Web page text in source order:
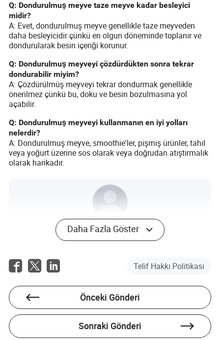
Q: Dondurulmuş meyve taze meyve kadar besleyici
midir?
A: Evet, dondurulmuş meyve genellikle taze meyveden
daha besleyicidir çünkü en olgun döneminde toplanır ve
dondurularak besin içeriği korunur.
Q: Dondurulmuş meyveyi çözdürdükten sonra tekrar
dondurabilir miyim?
A: Çözdürülmüş meyveyi tekrar dondurmak genellikle
önerilmez çünkü bu, doku ve besin bozulmasına yol
açabilir.
Q: Dondurulmuş meyveyi kullanmanın en iyi yolları
nelerdir?
A: Dondurulmuş meyve, smoothie'ler, pişmiş ürünler, tahıl
veya yoğurt üzerine sos olarak veya doğrudan atıştırmalık
olarak harikadır.
Charlotte Harris
Yazar
Charlotte Harris, tarım ve gıda endüstrisinde deneyimli
bir yazar ve uzmandır. Çalışmaları, ürün kalitesi ve
sertifikasyonun kritik alanlarına odaklanarak, endüstri
standartlarının şekillenmesine yardımcı olan
derinlemesine analizler ve içgörüler sunar. Geniş
deneyimiyle Charlotte, tarımsal uygulamalar ve gıda
güvenliği konularında anlayışı artırmaya kendini
adamıştır ve okuyucularının endüstrideki en son
Daha Fazla Göster
Telif Hakkı Politikası
Önceki Gönderi
Sonraki Gönderi